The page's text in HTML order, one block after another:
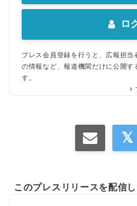
ロ
プレス会員登録を行うと、広報担
の情報など、報道機関だけに公開す
す。
このプレスリリースを配信